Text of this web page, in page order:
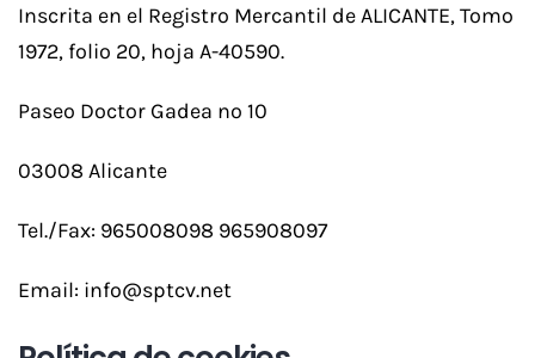
Inscrita en el Registro Mercantil de ALICANTE, Tomo
1972, folio 20, hoja A-40590.
Paseo Doctor Gadea nº 10
03008 Alicante
Tel./Fax: 965008098 965908097
Email: info@sptcv.net